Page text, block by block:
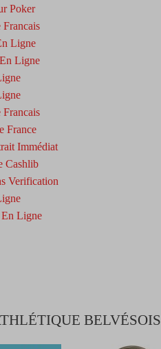
Poker
Ligne
Ligne
France
Immédiat
Cashlib
Verification
Ligne
BELVÉSOIS